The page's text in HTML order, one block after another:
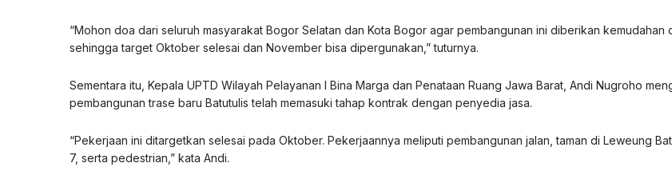
“Mohon doa dari seluruh masyarakat Bogor Selatan dan Kota Bogor agar pembangunan ini diberikan kemudahan
sehingga target Oktober selesai dan November bisa dipergunakan,” tuturnya.
Sementara itu, Kepala UPTD Wilayah Pelayanan I Bina Marga dan Penataan Ruang Jawa Barat, Andi Nugroho
pembangunan trase baru Batutulis telah memasuki tahap kontrak dengan penyedia jasa.
“Pekerjaan ini ditargetkan selesai pada Oktober. Pekerjaannya meliputi pembangunan jalan, taman di Leweung
7, serta pedestrian,” kata Andi.